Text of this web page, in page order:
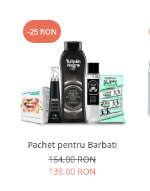
-25 RON
Pachet pentru Barbati
164,00 RON
139,00 RON